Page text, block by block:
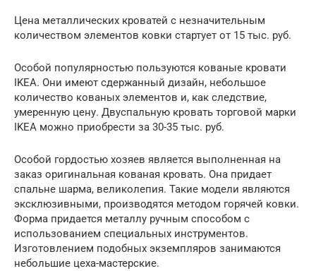
Цена металлических кроватей с незначительным
количеством элементов ковки стартует от 15 тыс. руб.
Особой популярностью пользуются кованые кровати
IKEA. Они имеют сдержанный дизайн, небольшое
количество кованых элементов и, как следствие,
умеренную цену. Двуспальную кровать торговой марки
IKEA можно приобрести за 30-35 тыс. руб.
Особой гордостью хозяев является выполненная на
заказ оригинальная кованая кровать. Она придает
спальне шарма, великолепия. Такие модели являются
эксклюзивными, производятся методом горячей ковки.
Форма придается металлу ручным способом с
использованием специальных инструментов.
Изготовлением подобных экземпляров занимаются
небольшие цеха-мастерские.